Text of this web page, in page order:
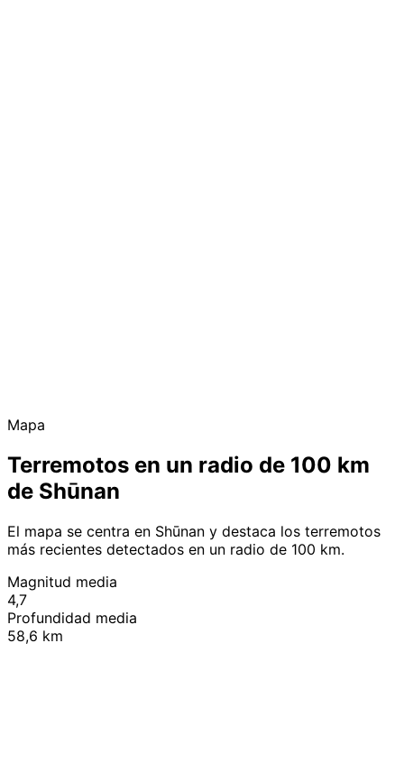
Mapa
Terremotos en un radio de 100 km
de Shūnan
El mapa se centra en Shūnan y destaca los terremotos
más recientes detectados en un radio de 100 km.
Magnitud media
4,7
Profundidad media
58,6 km